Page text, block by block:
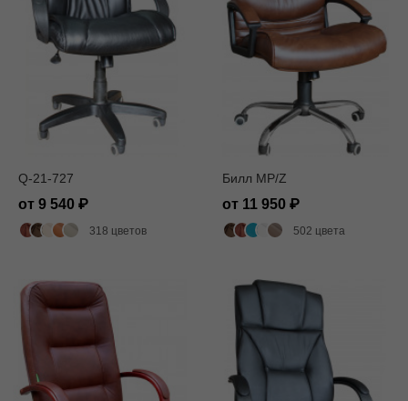
Q-21-727
от 9 540
318 цветов
Билл MP/Z
от 11 950
502 цвета